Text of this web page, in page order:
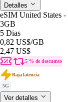
Detalles
eSIM United States
3GB
5 Dias
0,82 US$/GB
2,47 US$
5 % de descuento
Baja latencia
5G
Ver detalles